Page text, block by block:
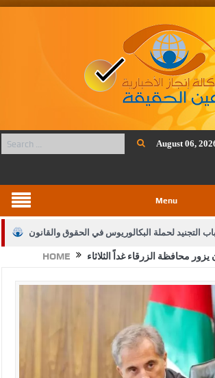
August 06,
Menu
التجنيد لحملة البكالوريوس في الحقوق والقانون
الوصاية الهاشمية التاريخية على المقدسات
الإسلامية والمسيحية
و1480 كغم مواد مخدرة
النواب يقر مشروع تعديل قانون الملكية العقارية
تحرير الصحف اليومية ويؤكد حرص مجلس النواب
HOME محافظة الزرقاء غداً الثلاثاء